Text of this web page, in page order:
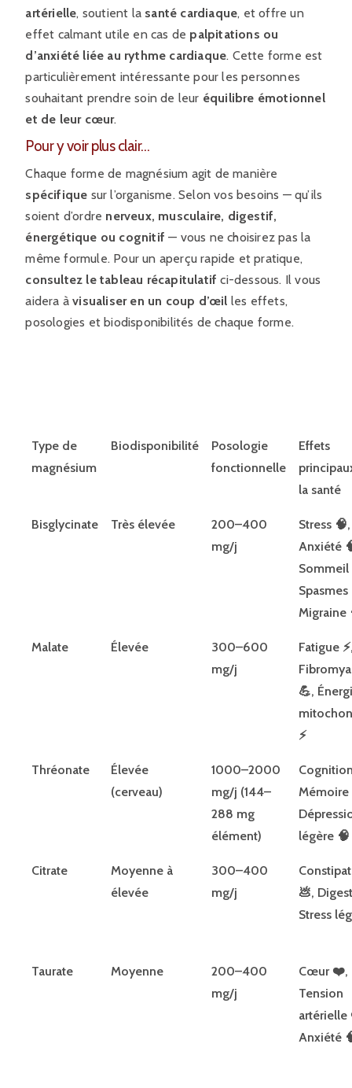
artérielle, soutient la santé cardiaque, et offre un
effet calmant utile en cas de palpitations ou
d’anxiété liée au rythme cardiaque. Cette forme est
particulièrement intéressante pour les personnes
souhaitant prendre soin de leur équilibre émotionnel
et de leur cœur.
Pour y voir plus clair…
Chaque forme de magnésium agit de manière
spécifique sur l’organisme. Selon vos besoins — qu’ils
soient d’ordre nerveux, musculaire, digestif,
énergétique ou cognitif — vous ne choisirez pas la
même formule. Pour un aperçu rapide et pratique,
consultez le tableau récapitulatif ci-dessous. Il vous
aidera àvisualiser en un coup d’œil les effets,
posologies et biodisponibilités de chaque forme.
Type de
magnésium
Biodisponibilité
Posologie
fonctionnelle
Effets
la santé
Bisglycinate Très élevée
200–400
mg/j
Stress 🧠,
Anxiété
Sommeil
Spasmes
Migraine
Malate Élevée
300–600
mg/j
Fatigue
💪,
⚡️
Thréonate
Élevée
(cerveau)
1000–2000
mg/j (144–
288 mg
élément)
Mémoire
légère 🧠
Citrate
Moyenne à
élevée
300–400
mg/j
💩,
Stress
Taurate Moyenne
200–400
mg/j
Cœur ❤️,
Tension
Anxiété